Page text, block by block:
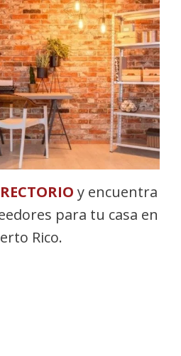
y encuentra
para tu casa en
Rico.